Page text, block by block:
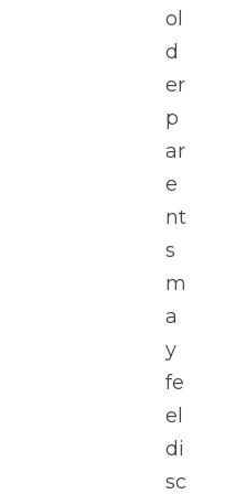
ol
d
er
p
ar
e
nt
s
m
a
y
fe
el
di
sc